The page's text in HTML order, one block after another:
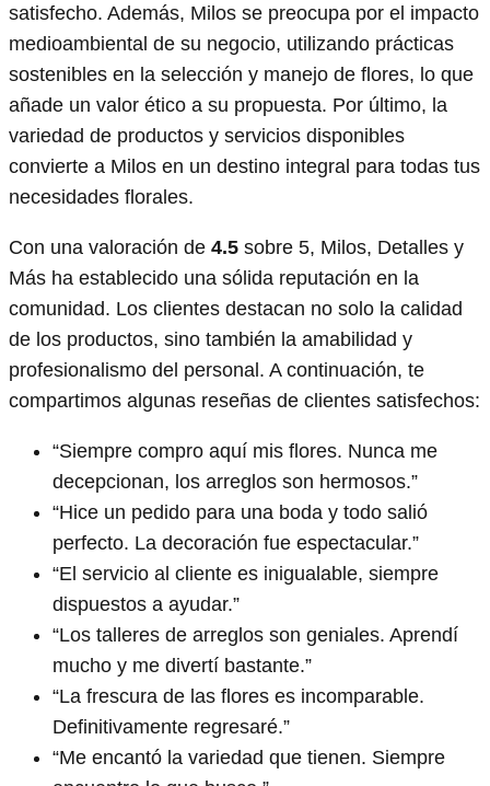
satisfecho. Además, Milos se preocupa por el impacto
medioambiental de su negocio, utilizando prácticas
sostenibles en la selección y manejo de flores, lo que
añade un valor ético a su propuesta. Por último, la
variedad de productos y servicios disponibles
convierte a Milos en un destino integral para todas tus
necesidades florales.
Con una valoración de 4.5 sobre 5, Milos, Detalles y
Más ha establecido una sólida reputación en la
comunidad. Los clientes destacan no solo la calidad
de los productos, sino también la amabilidad y
profesionalismo del personal. A continuación, te
compartimos algunas reseñas de clientes satisfechos:
“Siempre compro aquí mis flores. Nunca me
decepcionan, los arreglos son hermosos.”
“Hice un pedido para una boda y todo salió
perfecto. La decoración fue espectacular.”
“El servicio al cliente es inigualable, siempre
dispuestos a ayudar.”
“Los talleres de arreglos son geniales. Aprendí
mucho y me divertí bastante.”
“La frescura de las flores es incomparable.
Definitivamente regresaré.”
“Me encantó la variedad que tienen. Siempre